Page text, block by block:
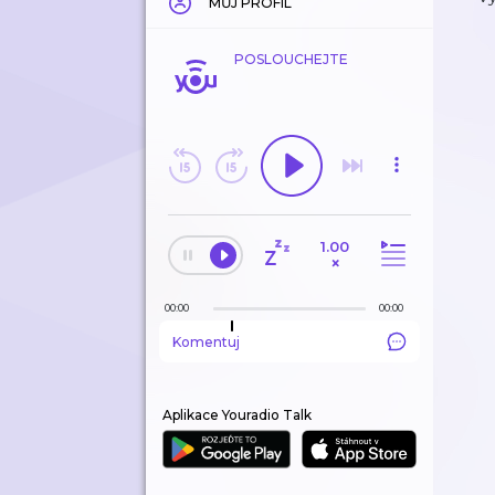
POSLOUCHEJTE
1.00
×
00:00 00:00
Komentuj
Aplikace Youradio Talk